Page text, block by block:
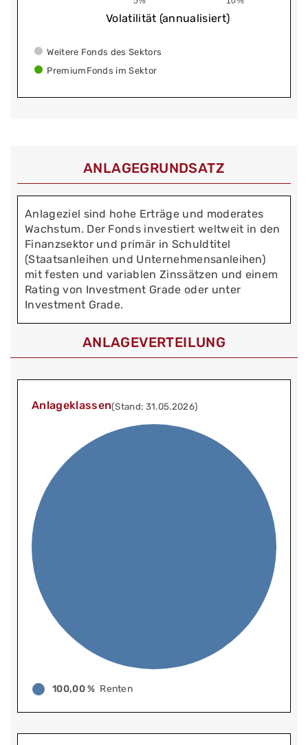
Volatilität (annualisiert)
Weitere Fonds des Sektors
PremiumFonds im Sektor
ANLAGEGRUNDSATZ
Anlageziel sind hohe Erträge und moderates
Wachstum. Der Fonds investiert weltweit in den
Finanzsektor und primär in Schuldtitel
(Staatsanleihen und Unternehmensanleihen)
mit festen und variablen Zinssätzen und einem
Rating von Investment Grade oder unter
Investment Grade.
ANLAGEVERTEILUNG
Anlageklassen(Stand: 31.05.2026)
100,00 % Renten